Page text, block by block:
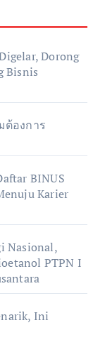
Dorong
Bisnis
ต้องการ
BINUS
Karier
Nasional,
PTPN I
Ini